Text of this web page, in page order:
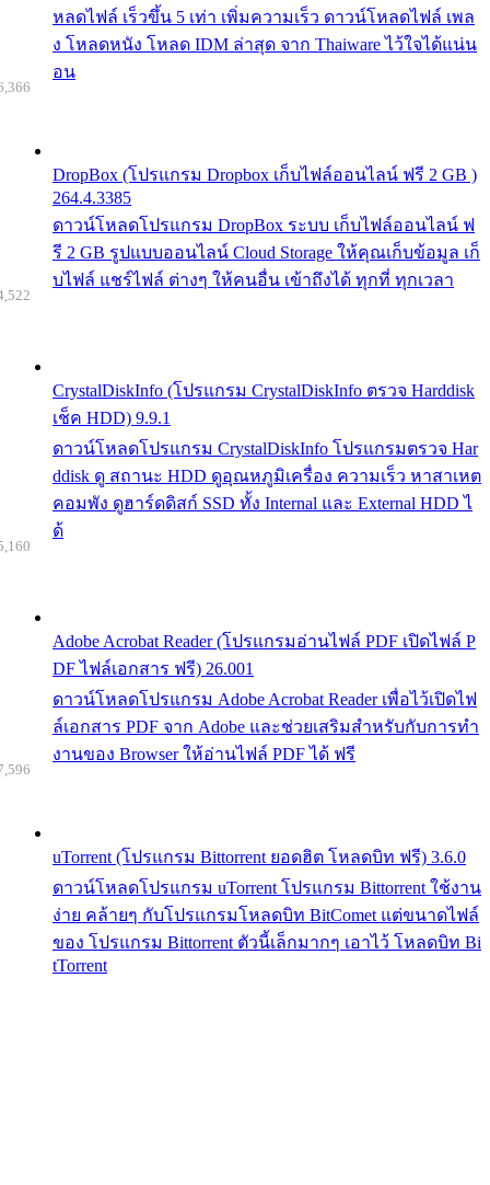
หลดไฟล์ เร็วขึ้น 5 เท่า เพิ่มความเร็ว ดาวน์โหลดไฟล์ เพล
ง โหลดหนัง โหลด IDM ล่าสุด จาก Thaiware ไว้ใจได้แน่น
อน
DropBox (โปรแกรม Dropbox เก็บไฟล์ออนไลน์ ฟรี 2 GB )
264.4.3385
ดาวน์โหลดโปรแกรม DropBox ระบบ เก็บไฟล์ออนไลน์ ฟ
รี 2 GB รูปแบบออนไลน์ Cloud Storage ให้คุณเก็บข้อมูล เก็
บไฟล์ แชร์ไฟล์ ต่างๆ ให้คนอื่น เข้าถึงได้ ทุกที่ ทุกเวลา
CrystalDiskInfo (โปรแกรม CrystalDiskInfo ตรวจ Harddisk
เช็ค HDD) 9.9.1
ดาวน์โหลดโปรแกรม CrystalDiskInfo โปรแกรมตรวจ Har
ddisk ดู สถานะ HDD ดูอุณหภูมิเครื่อง ความเร็ว หาสาเหต
คอมพัง ดูฮาร์ดดิสก์ SSD ทั้ง Internal และ External HDD ไ
ด้
Adobe Acrobat Reader (โปรแกรมอ่านไฟล์ PDF เปิดไฟล์ P
DF ไฟล์เอกสาร ฟรี) 26.001
ดาวน์โหลดโปรแกรม Adobe Acrobat Reader เพื่อไว้เปิดไฟ
ล์เอกสาร PDF จาก Adobe และช่วยเสริมสำหรับกับการทำ
งานของ Browser ให้อ่านไฟล์ PDF ได้ ฟรี
uTorrent (โปรแกรม Bittorrent ยอดฮิต โหลดบิท ฟรี) 3.6.0
ดาวน์โหลดโปรแกรม uTorrent โปรแกรม Bittorrent ใช้งาน
ง่าย คล้ายๆ กับโปรแกรมโหลดบิท BitComet แต่ขนาดไฟล์
ของ โปรแกรม Bittorrent ตัวนี้เล็กมากๆ เอาไว้ โหลดบิท Bi
tTorrent